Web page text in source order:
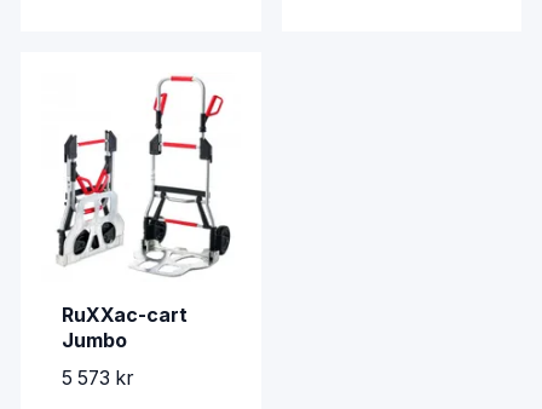
RuXXac-cart
Jumbo
5 573 kr